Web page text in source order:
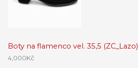
Boty na flamenco vel. 35,5 (ZC_Lazo)
4,000Kč